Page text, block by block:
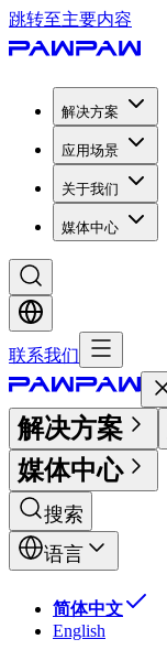
跳转至主要内容
解决方案
应用场景
关于我们
媒体中心
联系我们
解决方案
媒体中心
搜索
语言
简体中文
English